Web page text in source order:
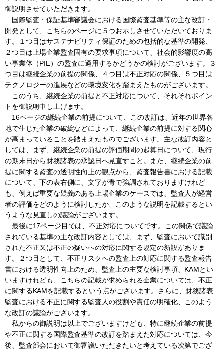
御説明させていただきます。
国際監査・保証基準審議会における国際監査基準等の主な改訂・
開発として、こちらのページに５つお示しさせていただいておりま
す。１つ目はサステナビリティ保証のための包括的な基準の開発、
２つ目は上場企業監査固有の要求事項について、社会的影響度の高
い事業体（PIE）の監査に適用するかどうかの検討がございます。３
つ目は継続企業の前提の関係、４つ目は不正対応の関係、５つ目は
テクノロジーの進展などの環境変化を踏まえたものがございます。
このうち、継続企業の前提と不正対応について、それぞれポイン
トを御説明申し上げます。
16ページの継続企業の前提について、この改訂は、近年の世界各
地で生じた企業の破綻などによって、継続企業の前提に対する関心
が高まっていることを踏まえたものでございます。主な改訂内容と
しては、まず、継続企業の前提の評価期間の起算日について、現行
の期末日から財務諸表の承認日へ見直すこと。また、継続企業の前
提に関する監査の透明性向上の観点から、監査報告書における記載
について、下の表右側に、文字が青で強調されておりますけれど
も、例えば重要な疑義のある上場企業のケースでは、監査人が経営
者の評価をどのように検討したか、このような説明を記載するとい
うような見直しの議論がございます。
最後に17ページ目では、不正対応についてです。この関係で議論
されている基準の主な改訂内容としては、まず、監査において識別
された不正又は不正の疑いへの対応に関する規定の新設がありま
す。２つ目として、不正リスクへの監査上の対応に関する監査報告
書における透明性向上のため、監査上の主要な検討事項、KAMとい
いますけれども、こちらの記載が求められる企業については、不正
に関するKAMを記載するという点がございます。さらに、財務諸表
監査における不正に関する監査人の役割や責任の明確化、このよう
な改訂の議論がございます。
私からの御説明は以上でございますけども、特に継続企業の前提
や不正に関する国際監査基準の改訂を踏まえた対応については、今
後、監査部会において御審議いただきたいと考えている次第でござ